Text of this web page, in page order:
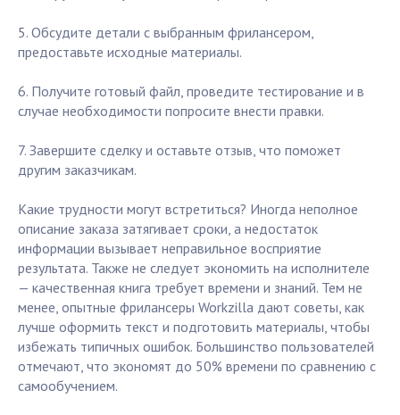
5. Обсудите детали с выбранным фрилансером,
предоставьте исходные материалы.
6. Получите готовый файл, проведите тестирование и в
случае необходимости попросите внести правки.
7. Завершите сделку и оставьте отзыв, что поможет
другим заказчикам.
Какие трудности могут встретиться? Иногда неполное
описание заказа затягивает сроки, а недостаток
информации вызывает неправильное восприятие
результата. Также не следует экономить на исполнителе
— качественная книга требует времени и знаний. Тем не
менее, опытные фрилансеры Workzilla дают советы, как
лучше оформить текст и подготовить материалы, чтобы
избежать типичных ошибок. Большинство пользователей
отмечают, что экономят до 50% времени по сравнению с
самообучением.